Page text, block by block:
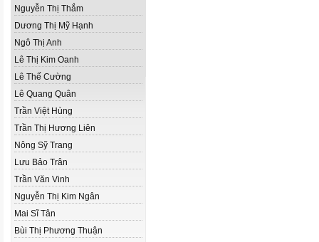
Nguyễn Thị Thắm
Dương Thị Mỹ Hạnh
Ngô Thị Anh
Lê Thị Kim Oanh
Lê Thế Cường
Lê Quang Quân
Trần Việt Hùng
Trần Thị Hương Liên
Nông Sỹ Trang
Lưu Bảo Trân
Trần Văn Vinh
Nguyễn Thị Kim Ngân
Mai Sĩ Tân
Bùi Thị Phương Thuận